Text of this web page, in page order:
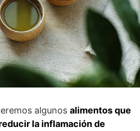
algunos alimentos que
la inflamación de